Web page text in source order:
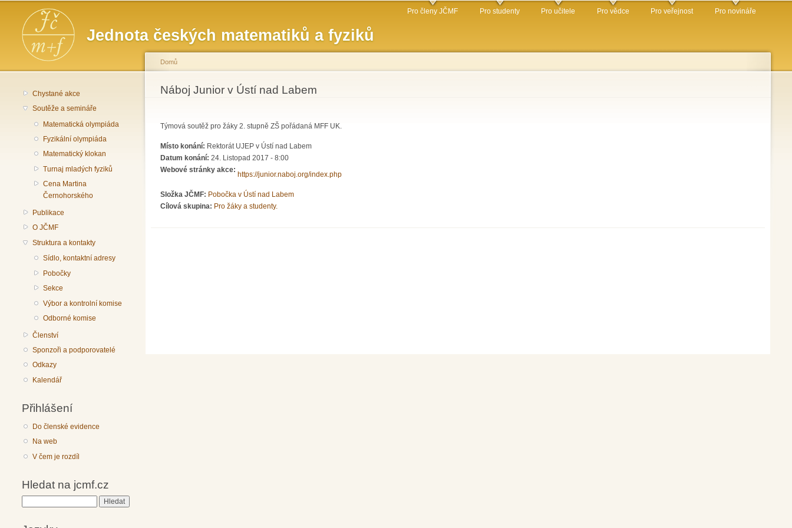
obsahu
Jednota českých matematiků a fyziků
Hlavní menu Pro členy JČMF Pro studenty Pro učitele Pro vědce Pro veřejnost Pro novináře
Chystané akce
Soutěže a semináře
Matematická olympiáda
Fyzikální olympiáda
Matematický klokan
Turnaj mladých fyziků
Cena Martina
Černohorského
Publikace
O JČMF
Struktura a kontakty
Sídlo, kontaktní adresy
Pobočky
Sekce
Výbor a kontrolní komise
Odborné komise
Členství
Sponzoři a podporovatelé
Odkazy
Kalendář
Přihlášení
Do členské evidence
Na web
V čem je rozdíl
Hledat na jcmf.cz
Jste zde
Domů
Náboj Junior v Ústí nad Labem
Týmová soutěž pro žáky 2. stupně ZŠ pořádaná MFF UK.
Místo konání: Rektorát UJEP v Ústí nad Labem
Datum konání: 24. Listopad 2017 - 8:00
Webové stránky akce:
https://junior.naboj.org/index.php
Složka JČMF: Pobočka v Ústí nad Labem
Cílová skupina: Pro žáky a studenty.